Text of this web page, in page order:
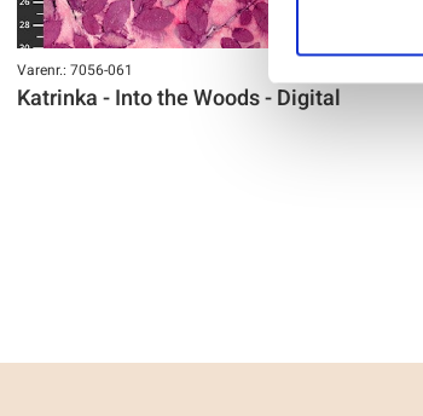
Varenr.: 7056-061
Katrinka - Into the Woods - Digital